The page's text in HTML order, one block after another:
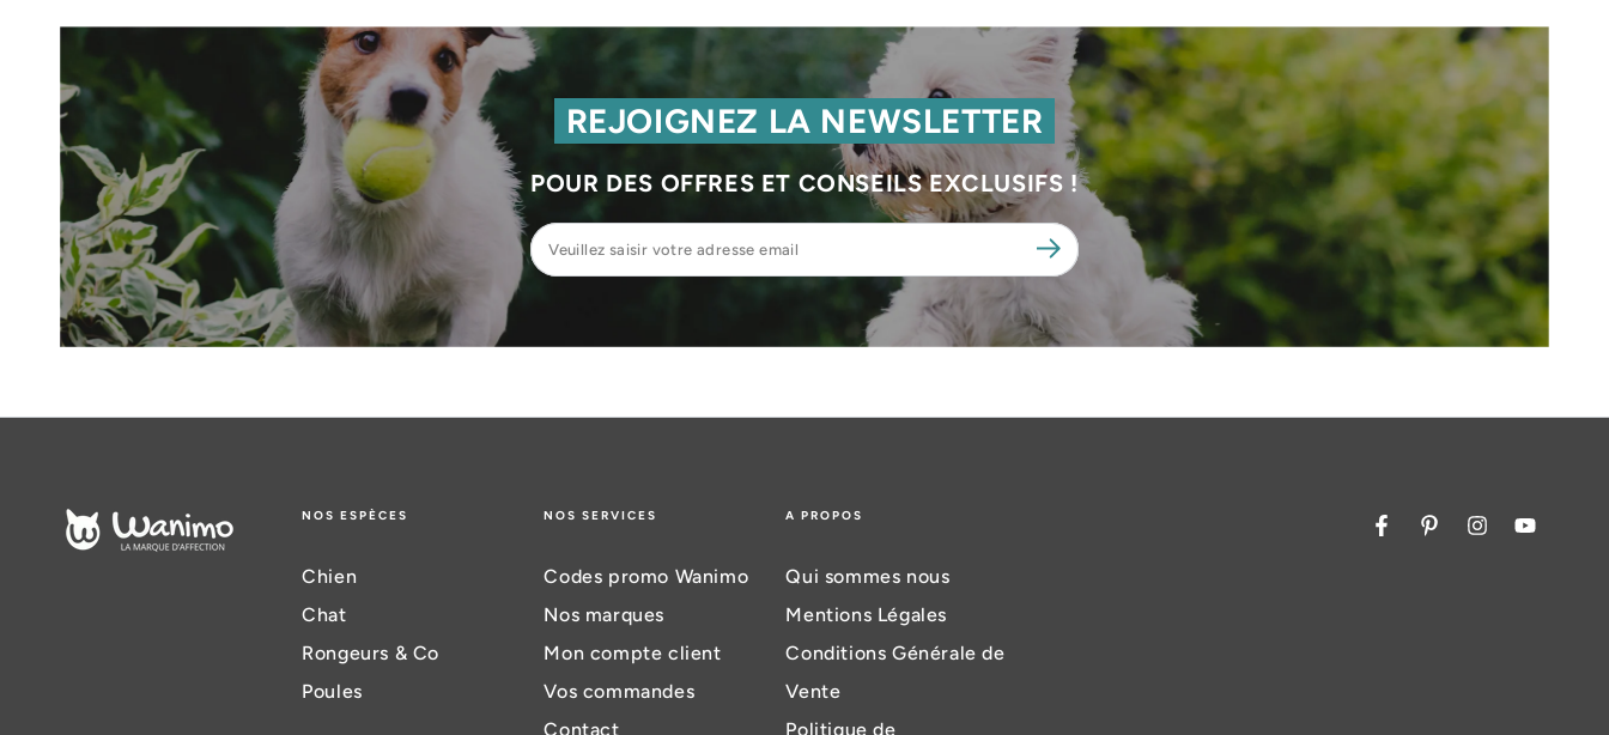
REJOIGNEZ LA NEWSLETTER
POUR DES OFFRES ET CONSEILS EXCLUSIFS !
Veuillez
saisir
NOS ESPÈCES
Chien
Chat
Rongeurs & Co
Poules
NOS SERVICES
Codes promo Wanimo
Nos marques
Mon compte client
Vos commandes
Contact
A PROPOS
Qui sommes nous
Mentions Légales
Conditions Générale de
Vente
Politique de
FacebookPinterestInstagramYouTube